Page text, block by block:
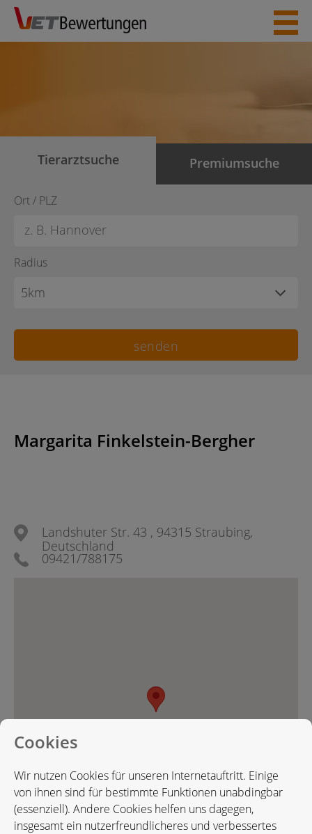
Skip
content
Tierarztsuche Premiumsuche
Ort / PLZ
Radius
Margarita Finkelstein-Bergher
Landshuter Str. 43 , 94315 Straubing,
Deutschland
09421/788175
Cookies
Wir nutzen Cookies für unseren Internetauftritt. Einige
von ihnen sind für bestimmte Funktionen unabdingbar
(essenziell). Andere Cookies helfen uns dagegen,
insgesamt ein nutzerfreundlicheres und verbessertes